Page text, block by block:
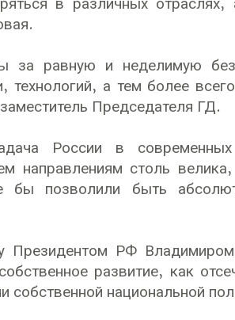
за равную и неделимую
технологий, а тем более
Председателя ГД.
России в современных
направлениям столь
бы позволили быть
Президентом РФ
развитие, как
собственной национальной